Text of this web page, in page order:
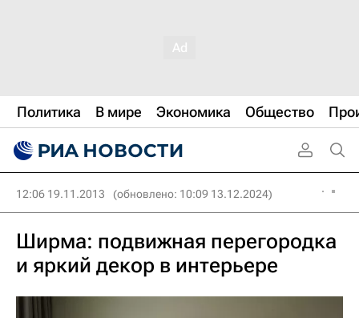
Политика В мире Экономика Общество
12:06 19.11.2013 (обновлено: 10:09 13.12.2024)
Ширма: подвижная перегородка
и яркий декор в интерьере